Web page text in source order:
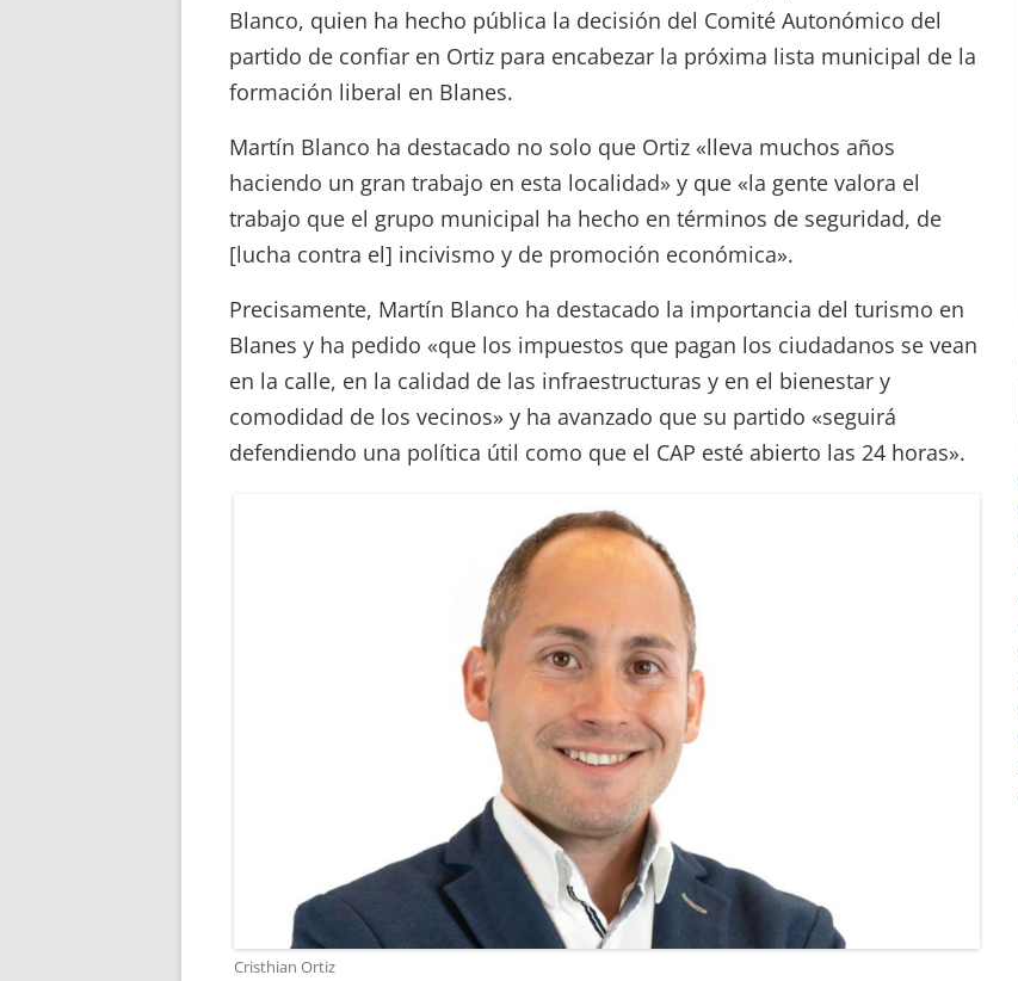
Blanco, quien ha hecho pública la decisión del Comité Autonómico del
partido de confiar en Ortiz para encabezar la próxima lista municipal de la
formación liberal en Blanes.
Martín Blanco ha destacado no solo que Ortiz «lleva muchos años
haciendo un gran trabajo en esta localidad» y que «la gente valora el
trabajo que el grupo municipal ha hecho en términos de seguridad, de
[lucha contra el] incivismo y de promoción económica».
Precisamente, Martín Blanco ha destacado la importancia del turismo en
Blanes y ha pedido «que los impuestos que pagan los ciudadanos se vean
en la calle, en la calidad de las infraestructuras y en el bienestar y
comodidad de los vecinos» y ha avanzado que su partido «seguirá
defendiendo una política útil como que el CAP esté abierto las 24 horas».
Cristhian Ortiz